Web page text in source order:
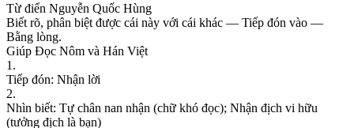
Từ điển Nguyễn Quốc Hùng
Biết rõ, phân biệt được cái này với cái khác — Tiếp đón vào —
Bằng lòng.
Giúp Đọc Nôm và Hán Việt
1 .
Tiếp đón: Nhận lời
2.
Nhìn biết: Tự chân nan nhận (chữ khó đọc); Nhận địch vi hữu
(tưởng địch là bạn)